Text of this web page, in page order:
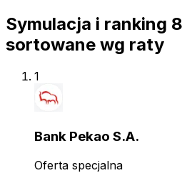
Symulacja i ranking 8
sortowane wg raty
1
Bank Pekao S.A.
Oferta specjalna